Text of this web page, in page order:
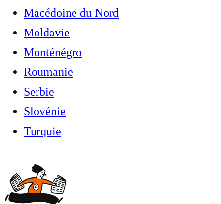
Macédoine du Nord
Moldavie
Monténégro
Roumanie
Serbie
Slovénie
Turquie